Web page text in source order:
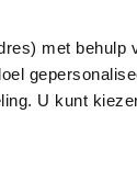
met behulp
U kunt
Advies en